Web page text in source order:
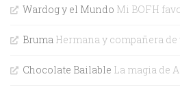
Wardog y el Mundo Mi BOFH
Bruma Hermana y compañera de
Chocolate Bailable La magia de